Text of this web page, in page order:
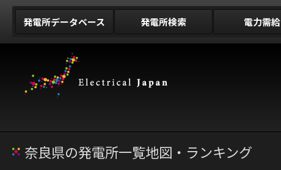
発電所データベース 発電所検索 電力需給
奈良県の発電所一覧地図・ランキング